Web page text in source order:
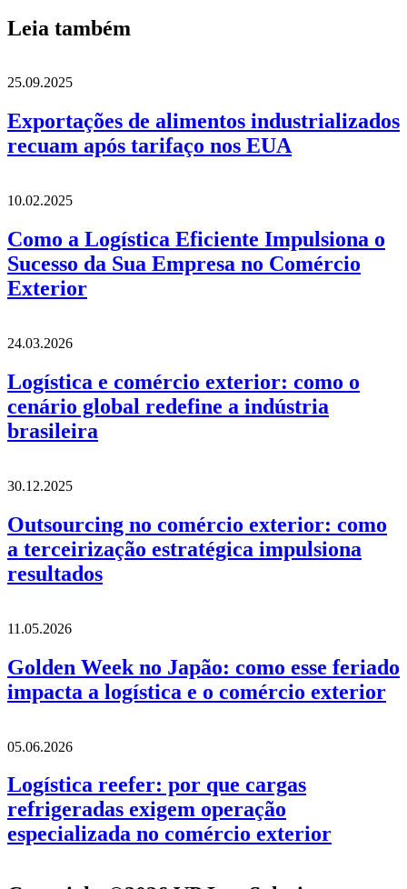
Leia também
25.09.2025
Exportações de alimentos industrializados
recuam após tarifaço nos EUA
10.02.2025
Como a Logística Eficiente Impulsiona o
Sucesso da Sua Empresa no Comércio
Exterior
24.03.2026
Logística e comércio exterior: como o
cenário global redefine a indústria
brasileira
30.12.2025
Outsourcing no comércio exterior: como
a terceirização estratégica impulsiona
resultados
11.05.2026
Golden Week no Japão: como esse feriado
impacta a logística e o comércio exterior
05.06.2026
Logística reefer: por que cargas
refrigeradas exigem operação
especializada no comércio exterior